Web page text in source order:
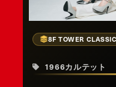
8F TOWER
1966カルテット